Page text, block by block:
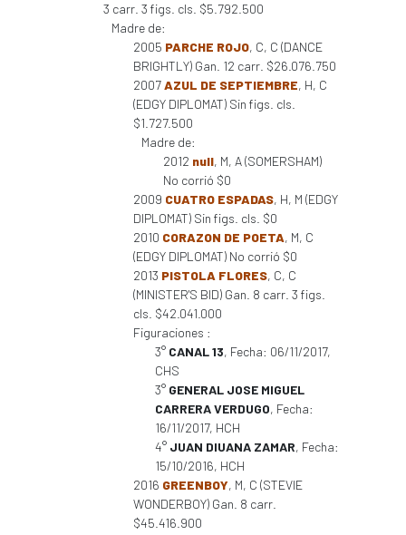
3 carr. 3 figs. cls. $5.792.500
Madre de:
2005 PARCHE ROJO, C, C (DANCE
BRIGHTLY) Gan. 12 carr. $26.076.750
2007AZUL DE SEPTIEMBRE, H, C
(EDGY DIPLOMAT) Sin figs. cls.
$1.727.500
Madre de:
2012 null, M, A (SOMERSHAM)
No corrió $0
2009 CUATRO ESPADAS, H, M (EDGY
DIPLOMAT) Sin figs. cls. $0
2010 CORAZON DE POETA, M, C
(EDGY DIPLOMAT) No corrió $0
2013 PISTOLA FLORES, C, C
(MINISTER'S BID) Gan. 8 carr. 3 figs.
cls. $42.041.000
Figuraciones :
3° CANAL 13, Fecha: 06/11/2017,
CHS
3° GENERAL JOSE MIGUEL
CARRERA VERDUGO, Fecha:
16/11/2017, HCH
4° JUAN DIUANA ZAMAR, Fecha:
15/10/2016, HCH
2016 GREENBOY, M, C (STEVIE
WONDERBOY) Gan. 8 carr.
$45.416.900